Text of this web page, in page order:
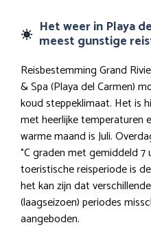
Het weer in Playa
meest gunstige
Reisbestemming Grand
& Spa (Playa del Carmen)
koud steppeklimaat. Het is
met heerlijke temperaturen
warme maand is Juli.
°C graden met gemiddeld 7
toeristische reisperiode is
het kan zijn dat
(laagseizoen) periodes
aangeboden.